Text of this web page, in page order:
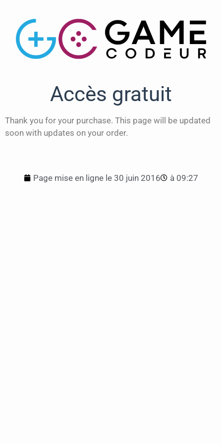
Accès gratuit
Thank you for your purchase. This page will be updated
soon with updates on your order.
Page mise en ligne le 30 juin 2016 à 09:27